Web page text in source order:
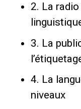
2. La
3. La
4. La
niveaux